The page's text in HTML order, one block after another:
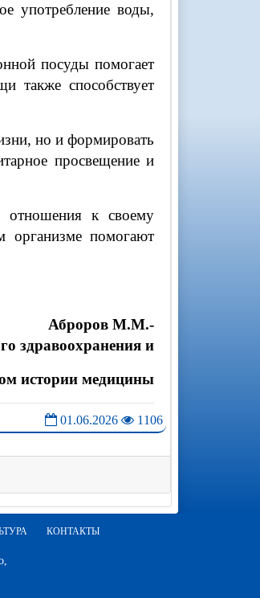
употребление воды,
посуды помогает
также способствует
но и формировать
просвещение и
отношения к своему
организме помогают
Аброров М.М.-
здравоохранения и
истории медицины
01.06.2026 1106
КОНТАКТЫ